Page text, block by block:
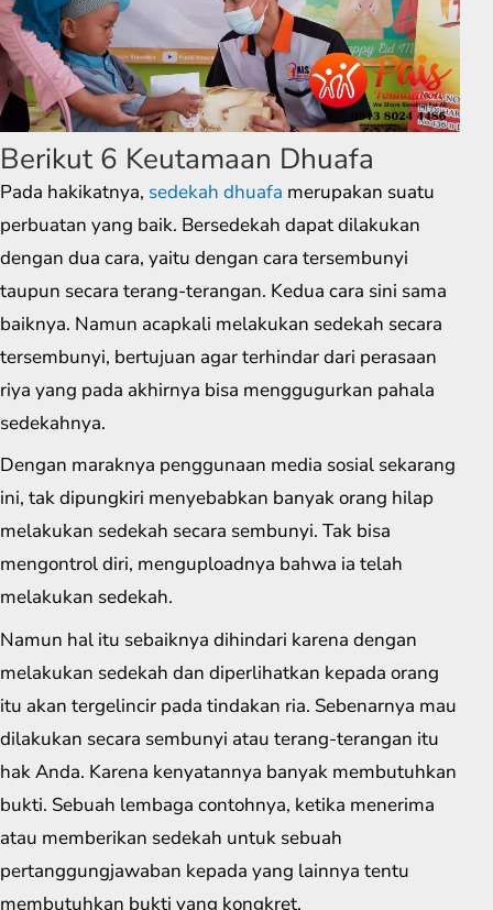
Berikut 6 Keutamaan Dhuafa
Pada hakikatnya, sedekah dhuafa merupakan suatu
perbuatan yang baik. Bersedekah dapat dilakukan
dengan dua cara, yaitu dengan cara tersembunyi
taupun secara terang-terangan. Kedua cara sini sama
baiknya. Namun acapkali melakukan sedekah secara
tersembunyi, bertujuan agar terhindar dari perasaan
riya yang pada akhirnya bisa menggugurkan pahala
sedekahnya.
Dengan maraknya penggunaan media sosial sekarang
ini, tak dipungkiri menyebabkan banyak orang hilap
melakukan sedekah secara sembunyi. Tak bisa
mengontrol diri, menguploadnya bahwa ia telah
melakukan sedekah.
Namun hal itu sebaiknya dihindari karena dengan
melakukan sedekah dan diperlihatkan kepada orang
itu akan tergelincir pada tindakan ria. Sebenarnya mau
dilakukan secara sembunyi atau terang-terangan itu
hak Anda. Karena kenyatannya banyak membutuhkan
bukti. Sebuah lembaga contohnya, ketika menerima
atau memberikan sedekah untuk sebuah
pertanggungjawaban kepada yang lainnya tentu
membutuhkan bukti yang kongkret.